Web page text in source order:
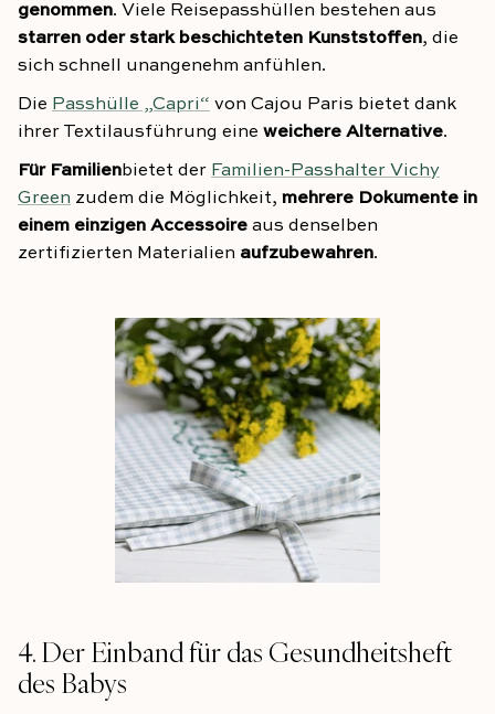
genommen. Viele Reisepasshüllen bestehen aus
starren oder stark beschichteten Kunststoffen, die
sich schnell unangenehm anfühlen.
Die Passhülle „Capri“ von Cajou Paris bietet dank
ihrer Textilausführung eine weichere Alternative.
Für Familienbietet der Familien-Passhalter Vichy
Green zudem die Möglichkeit, mehrere Dokumente in
einem einzigen Accessoire aus denselben
zertifizierten Materialien aufzubewahren.
4. Der Einband für das Gesundheitsheft
des Babys